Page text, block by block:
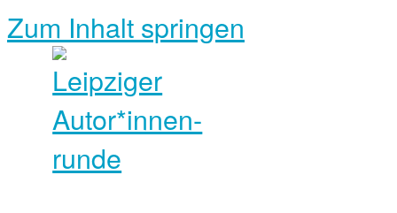
Zum Inhalt springen